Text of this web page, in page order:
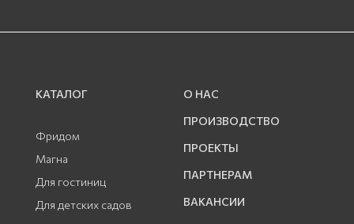
КАТАЛОГ
Фридом
Магна
Для гостиниц
Для детских садов
О НАС
ПРОИЗВОДСТВО
ПРОЕКТЫ
ПАРТНЕРАМ
ВАКАНСИИ